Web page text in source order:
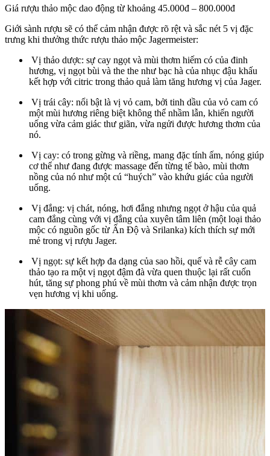
Giá rượu thảo mộc dao động từ khoảng 45.000đ – 800.000đ
Giới sành rượu sẽ có thể cảm nhận được rõ rệt và sắc nét 5 vị đặc
trưng khi thưởng thức rượu thảo mộc Jagermeister:
Vị thảo dược: sự cay ngọt và mùi thơm hiếm có của đinh
hương, vị ngọt bùi và the the như bạc hà của nhục đậu khấu
kết hợp với citric trong thảo quả làm tăng hương vị của Jager.
Vị trái cây: nổi bật là vị vỏ cam, bởi tinh dầu của vỏ cam có
một mùi hương riêng biệt không thể nhầm lẫn, khiến người
uống vừa cảm giác thư giãn, vừa ngửi được hương thơm của
nó.
Vị cay: có trong gừng và riềng, mang đặc tính ấm, nóng giúp
cơ thể như đang được massage đến từng tế bào, mùi thơm
nồng của nó như một cú “huých” vào khứu giác của người
uống.
Vị đắng: vị chát, nóng, hơi đắng nhưng ngọt ở hậu của quả
cam đắng cùng với vị đắng của xuyên tâm liên (một loại thảo
mộc có nguồn gốc từ Ấn Độ và Srilanka) kích thích sự mới
mẻ trong vị rượu Jager.
Vị ngọt: sự kết hợp đa dạng của sao hồi, quế và rễ cây cam
thảo tạo ra một vị ngọt đậm đà vừa quen thuộc lại rất cuốn
hút, tăng sự phong phú về mùi thơm và cảm nhận được trọn
vẹn hương vị khi uống.